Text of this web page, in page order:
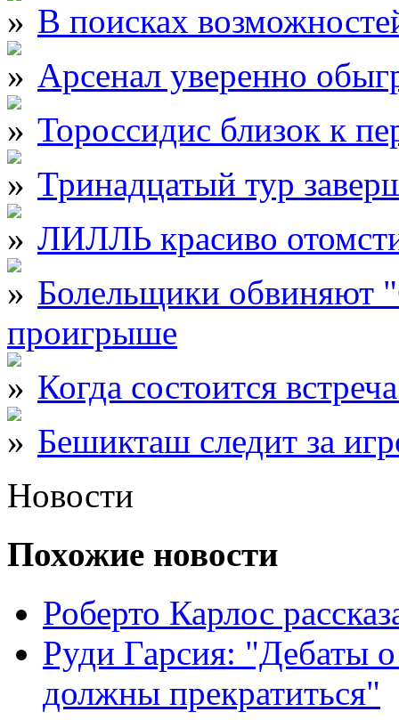
В поисках
Арсенал уверенно
Тороссидис близок к
Тринадцатый тур
ЛИЛЛЬ красиво
Болельщики обвиняют
проигрыше
Когда состоится
Бешикташ следит за
Новости
Похожие новости
Роберто Карлос
Руди Гарсия: "Дебаты
должны прекратиться"